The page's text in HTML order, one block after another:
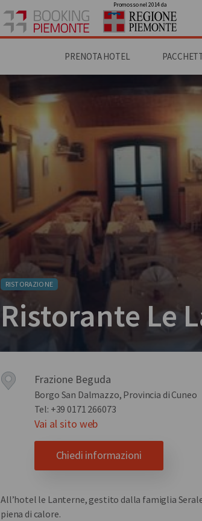
Promosso nel 2014 da
PRENOTA HOTEL
RISTORAZIONE
Ristorante Le
Frazione Beguda
Borgo San Dalmazzo, Provincia di Cuneo
Tel: +39 0171 266073
Vai al sito web
Chiedi informazioni
All’hotel le Lanterne, gestito dalla famiglia
piena di calore.